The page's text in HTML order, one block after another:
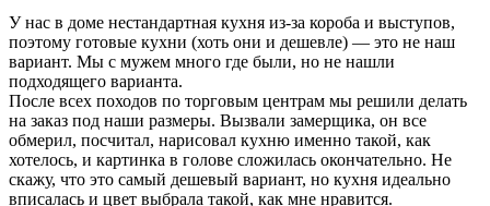
У нас в доме нестандартная кухня из-за короба и выступов,
поэтому готовые кухни (хоть они и дешевле) — это не наш
вариант. Мы с мужем много где были, но не нашли
подходящего варианта.
После всех походов по торговым центрам мы решили делать
на заказ под наши размеры. Вызвали замерщика, он все
обмерил, посчитал, нарисовал кухню именно такой, как
хотелось, и картинка в голове сложилась окончательно. Не
скажу, что это самый дешевый вариант, но кухня идеально
вписалась и цвет выбрала такой, как мне нравится.